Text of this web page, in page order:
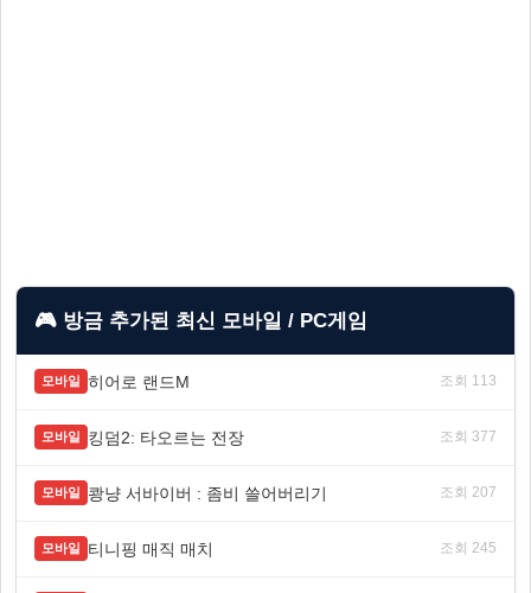
🎮 방금 추가된 최신 모바일 / PC게임
모바일 히어로 랜드M 조회 113
모바일 킹덤2: 타오르는 전장 조회 377
모바일 쾅냥 서바이버 : 좀비 쓸어버리기 조회 207
모바일 티니핑 매직 매치 조회 245